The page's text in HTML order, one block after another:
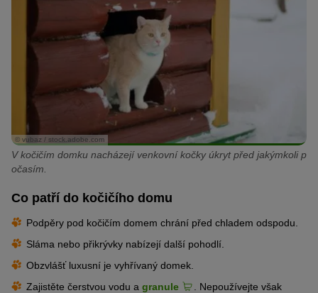
© vubaz / stock.adobe.com
V kočičím domku nacházejí venkovní kočky úkryt před jakýmkoli p
očasím.
Co patří do kočičího domu
Podpěry pod kočičím domem chrání před chladem odspodu.
Sláma nebo přikrývky nabízejí další pohodlí.
Obzvlášť luxusní je vyhřívaný domek.
Zajistěte čerstvou vodu a granule
. Nepoužívejte však